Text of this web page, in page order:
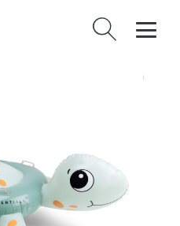
Vyhledávání
Nafukovací lehátko Želva 140 cm